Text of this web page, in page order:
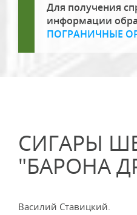
Для получения
информации
ПОГРАНИЧНЫЕ
СИГАРЫ
"БАРОНА
Василий Ставицкий.